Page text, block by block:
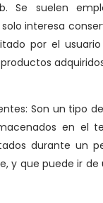
Se suelen
interesa
por el
Son un tipo
en el
durante un
y que puede ir